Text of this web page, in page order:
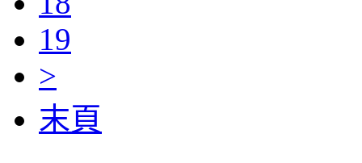
19
>
末頁